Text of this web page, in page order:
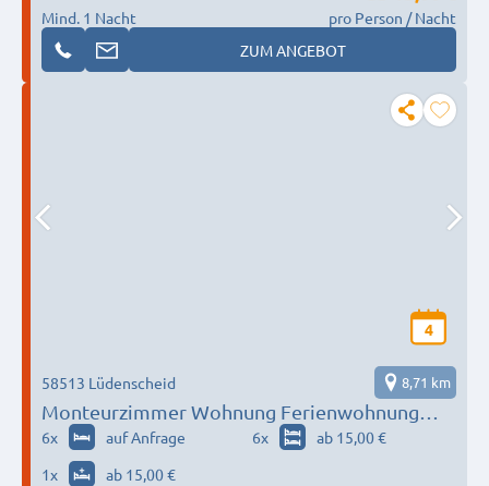
Mind. 1 Nacht
pro Person / Nacht
ZUM ANGEBOT
4
Monteurzimmer Wohnung Ferienwohnung
Lüdenscheid, Hagen,Iserlohn
58513 Lüdenscheid 8,71 km
6x auf Anfrage 6x
ab 15,00 €
1x ab 15,00 €